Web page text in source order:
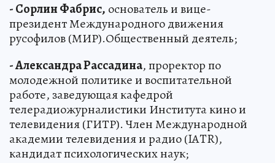
- Сорлин Фабрис, основатель и вице-
президент Международного движения
русофилов (МИР).Общественный деятель;
- Александра Рассадина, проректор по
молодежной политике и воспитательной
работе, заведующая кафедрой
телерадиожурналистики Института кино и
телевидения (ГИТР). Член Международной
академии телевидения и радио (IATR),
кандидат психологических наук;